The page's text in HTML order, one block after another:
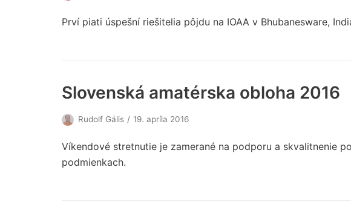
Prví piati úspešní riešitelia pôjdu na IOAA v Bhubanesware,
Slovenská amatérska obloha 2016
Rudolf Gális 19. apríla 2016
Víkendové stretnutie je zamerané na podporu a skvalitnenie
podmienkach.